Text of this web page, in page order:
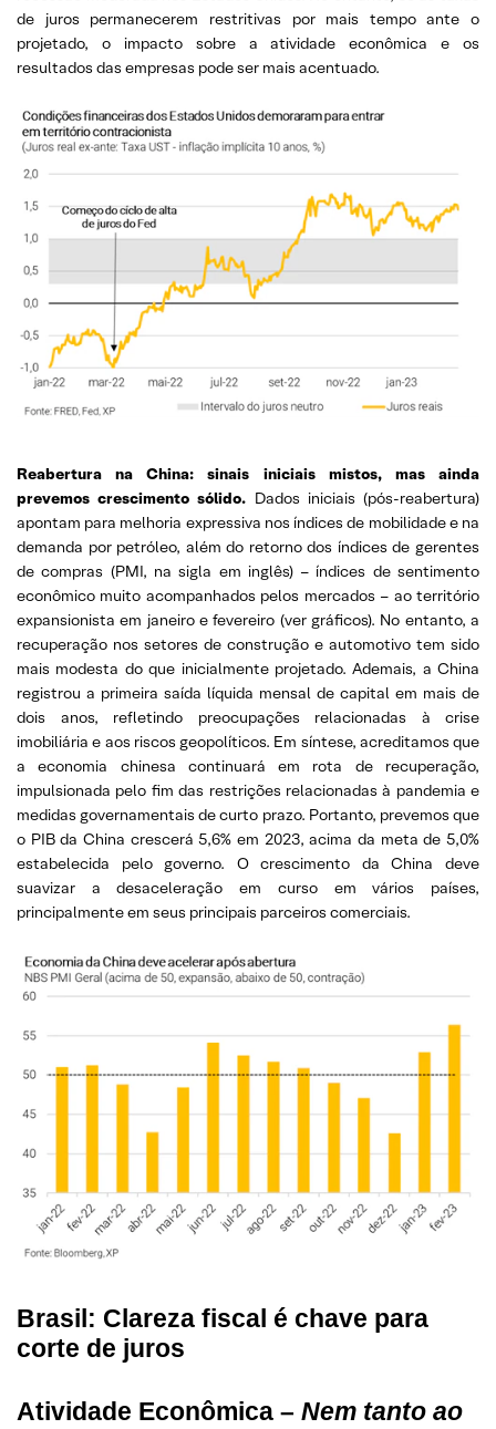
de juros permanecerem restritivas por mais tempo ante o
projetado, o impacto sobre a atividade econômica e os
resultados das empresas pode ser mais acentuado.
Reabertura na China: sinais iniciais mistos, mas ainda
prevemos crescimento sólido. Dados iniciais (pós-reabertura)
apontam para melhoria expressiva nos índices de mobilidade e na
demanda por petróleo, além do retorno dos índices de gerentes
de compras (PMI, na sigla em inglês) – índices de sentimento
econômico muito acompanhados pelos mercados – ao território
expansionista em janeiro e fevereiro (ver gráficos). No entanto, a
recuperação nos setores de construção e automotivo tem sido
mais modesta do que inicialmente projetado. Ademais, a China
registrou a primeira saída líquida mensal de capital em mais de
dois anos, refletindo preocupações relacionadas à crise
imobiliária e aos riscos geopolíticos. Em síntese, acreditamos que
a economia chinesa continuará em rota de recuperação,
impulsionada pelo fim das restrições relacionadas à pandemia e
medidas governamentais de curto prazo. Portanto, prevemos que
o PIB da China crescerá 5,6% em 2023, acima da meta de 5,0%
estabelecida pelo governo. O crescimento da China deve
suavizar a desaceleração em curso em vários países,
principalmente em seus principais parceiros comerciais.
Brasil: Clareza fiscal é chave para
corte de juros
Atividade Econômica – Nem tanto ao